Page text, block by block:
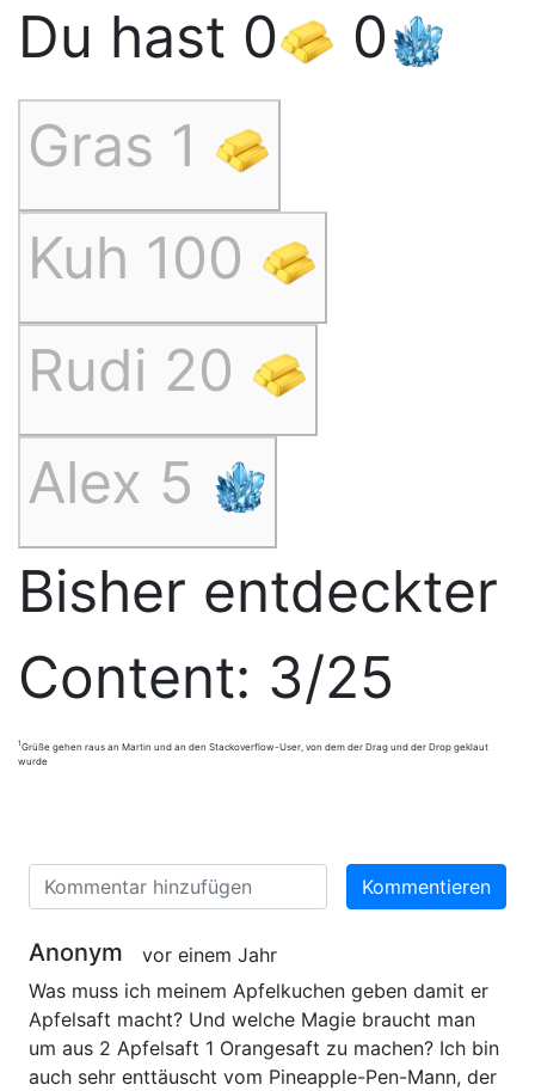
Du hast 0
0
Gras 1
Kuh 100
Rudi 20
Alex 5
Bisher entdeckter
Content: 3/25
1Grüße gehen raus an Martin und an den Stackoverflow-User, von dem der Drag und der Drop geklaut
wurde
Kommentieren
Anonym
vor einem Jahr
Was muss ich meinem Apfelkuchen geben damit er
Apfelsaft macht? Und welche Magie braucht man
um aus 2 Apfelsaft 1 Orangesaft zu machen? Ich bin
auch sehr enttäuscht vom Pineapple-Pen-Mann, der